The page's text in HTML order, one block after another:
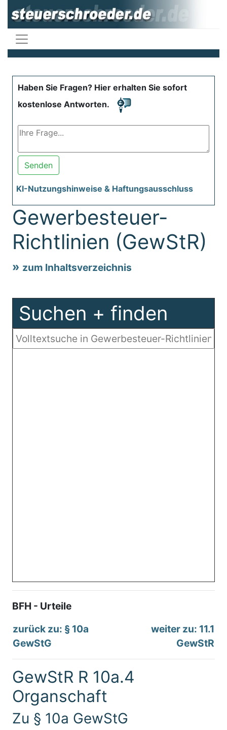
Haben Sie Fragen? Hier erhalten Sie sofort
kostenlose Antworten.
Senden
KI-Nutzungshinweise & Haftungsausschluss
Gewerbesteuer-
Richtlinien (GewStR)
zum Inhaltsverzeichnis
Suchen + finden
BFH - Urteile
zurück zu: § 10a
GewStG
weiter zu: 11.1
GewStR
GewStR R 10a.4
Organschaft
Zu § 10a GewStG